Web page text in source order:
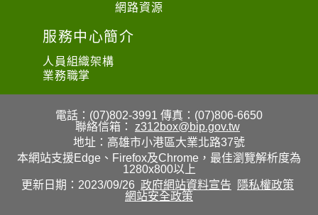
網路資源
服務中心簡介
人員組織架構
業務職掌
電話：(07)802-3991 傳真：(07)806-6650
聯絡信箱：
z312box@bip.gov.tw
地址：高雄市小港區大業北路37號
本網站支援Edge、Firefox及Chrome，最佳瀏覽解析度為
1280x800以上
更新日期：2023/09/26 政府網站資料宣告
隱私權政策
網站安全政策